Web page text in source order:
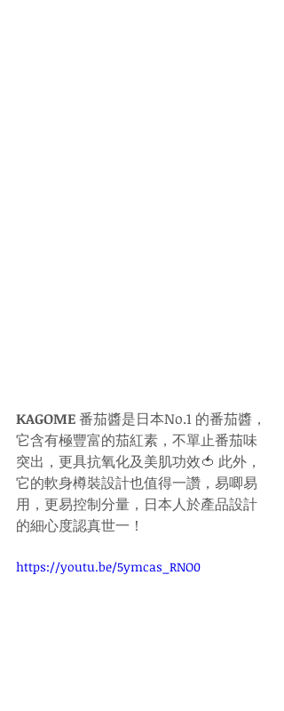
KAGOME 番茄醬是日本No.1 的番茄醬，
它含有極豐富的茄紅素，不單止番茄味
突出，更具抗氧化及美肌功效🍅 此外，
它的軟身樽裝設計也值得一讚，易唧易
用，更易控制分量，日本人於產品設計
的細心度認真世一！
https://youtu.be/5ymcas_RNO0